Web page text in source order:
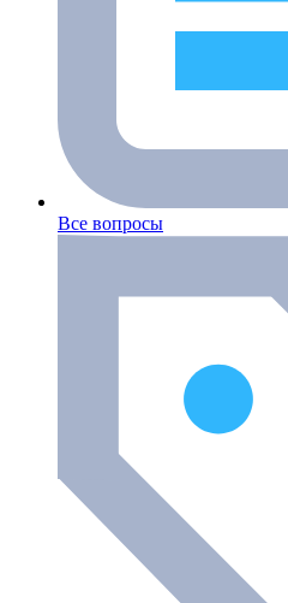
Все вопросы